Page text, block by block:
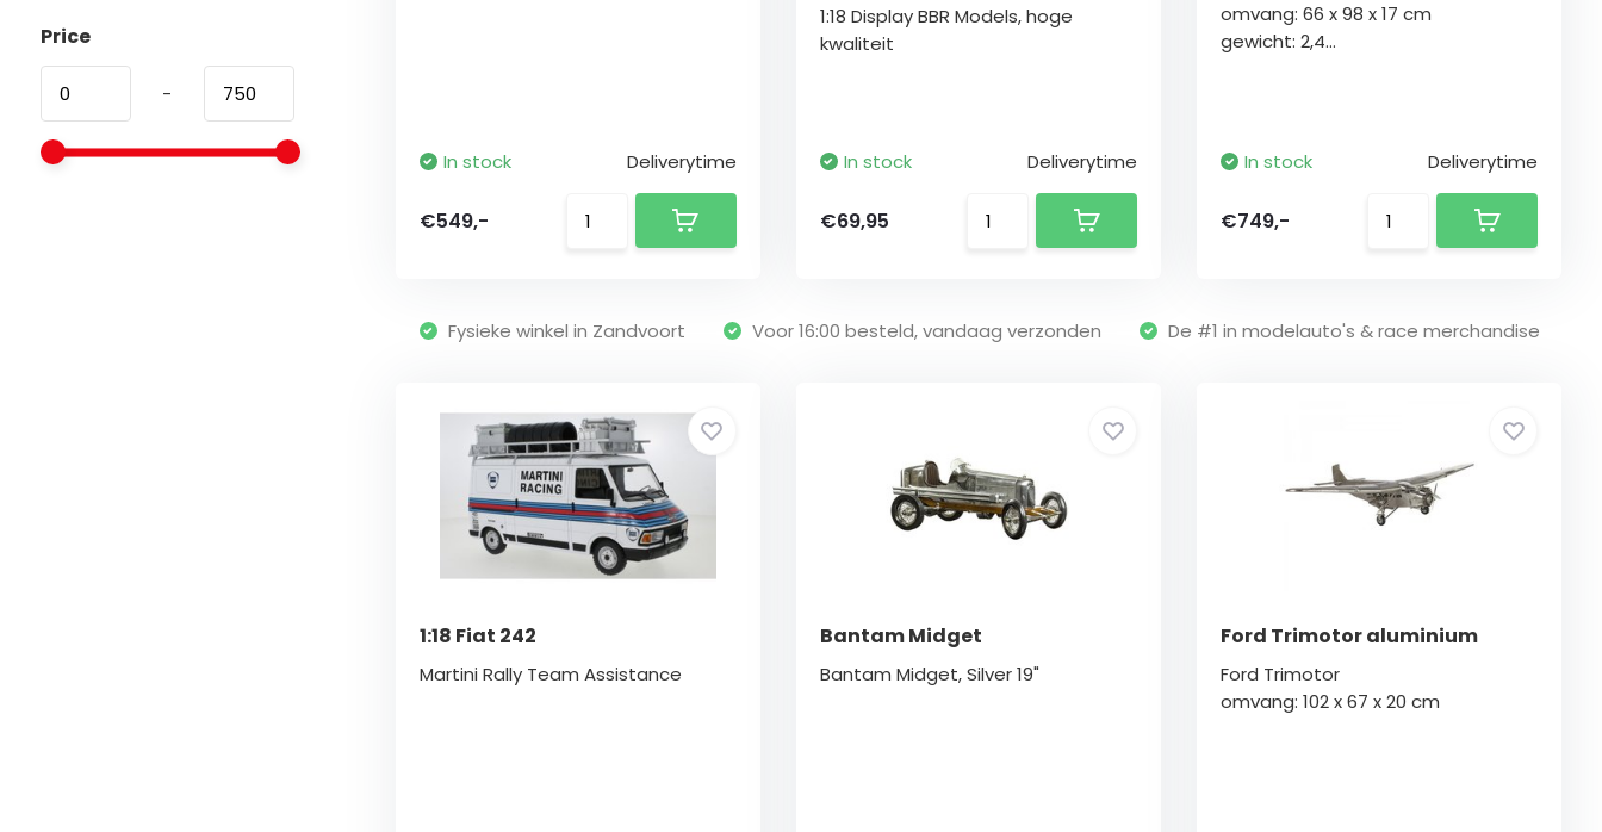
Price
-
In stock Deliverytime
€549,-
1:18 Display BBR Models, hoge
kwaliteit
In stock Deliverytime
€69,95
omvang: 66 x 98 x 17 cm
gewicht: 2,4...
In stock Deliverytime
€749,-
Fysieke winkel in Zandvoort Voor 16:00 besteld, vandaag verzonden De #1 in modelauto's & race merchandise
1:18 Fiat 242
Martini Rally Team Assistance
Bantam Midget
Bantam Midget, Silver 19"
Ford Trimotor aluminium
Ford Trimotor
omvang: 102 x 67 x 20 cm